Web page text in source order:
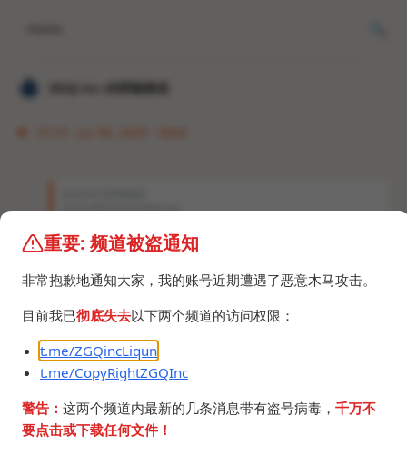
𝐙𝐆𝐐 ɪɴᴄ.的唠嗑频道
SteamManifestGrabber.zip
自购45个游戏的清单文件，当前总价1897CNY。
45_manifest_250730.zip
27.8 MB
重要: 频道被盗通知
非常抱歉地通知大家，我的账号近期遭遇了恶意木马攻击。
目前我已彻底失去以下两个频道的访问权限：
t.me/ZGQincLiqun
t.me/CopyRightZGQInc
警告： 这两个频道内最新的几条消息带有盗号病毒， 千万不
要点击或下载任何文件！